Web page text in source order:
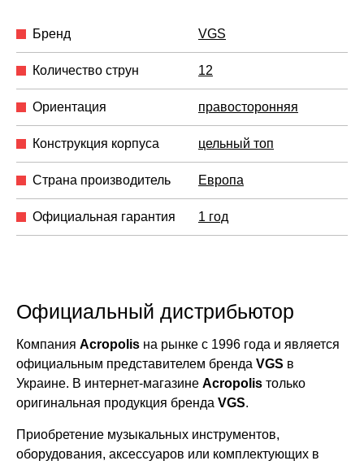
Бренд VGS
Количество струн 12
Ориентация правосторонняя
Конструкция корпуса цельный топ
Страна производитель Европа
Официальная гарантия 1 год
Официальный дистрибьютор
Компания Acropolis на рынке с 1996 года и является
официальным представителем бренда VGS в
Украине. В интернет-магазине Acropolis только
оригинальная продукция бренда VGS.
Приобретение музыкальных инструментов,
оборудования, аксессуаров или комплектующих в